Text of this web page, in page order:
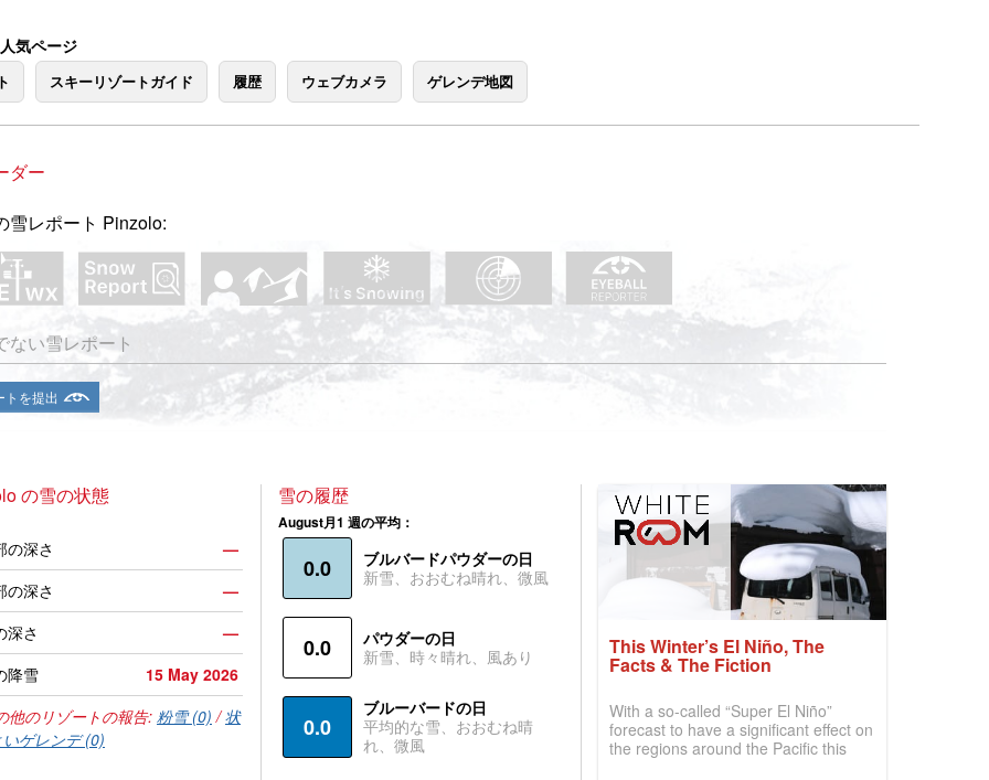
気ページ
スキーリゾートガイド 履歴 ウェブカメラ ゲレンデ地図
ダー
雪レポート Pinzolo:
ない雪レポート
トを提出
の雪の状態
の深さ
—
の深さ
—
深さ
—
降雪
15 May 2026
他のリゾートの報告: 粉雪 (0) /状
ゲレンデ (0)
雪の履歴
August月1 週の平均：
0.0
ブルバードパウダーの日
新雪、おおむね晴れ、微風
0.0
パウダーの日
新雪、時々晴れ、風あり
0.0
ブルーバードの日
平均的な雪、おおむね晴
れ、微風
This Winter’s El Niño, The
Facts & The Fiction
With a so-called “Super El Niño”
forecast to have a significant effect on
the regions around the Pacific this